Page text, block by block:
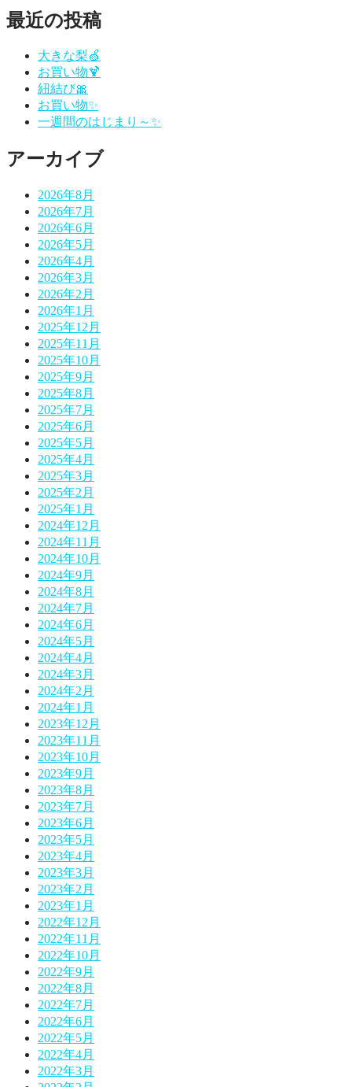
ビ
ン
稿:
最近の投稿
大きな梨🍏
お買い物🍹
紐結び🎀
お買い物✨
一週間のはじまり～✨
アーカイブ
2026年8月
2026年7月
2026年6月
2026年5月
2026年4月
2026年3月
2026年2月
2026年1月
2025年12月
2025年11月
2025年10月
2025年9月
2025年8月
2025年7月
2025年6月
2025年5月
2025年4月
2025年3月
2025年2月
2025年1月
2024年12月
2024年11月
2024年10月
2024年9月
2024年8月
2024年7月
2024年6月
2024年5月
2024年4月
2024年3月
2024年2月
2024年1月
2023年12月
2023年11月
2023年10月
2023年9月
2023年8月
2023年7月
2023年6月
2023年5月
2023年4月
2023年3月
2023年2月
2023年1月
2022年12月
2022年11月
2022年10月
2022年9月
2022年8月
2022年7月
2022年6月
2022年5月
2022年4月
2022年3月